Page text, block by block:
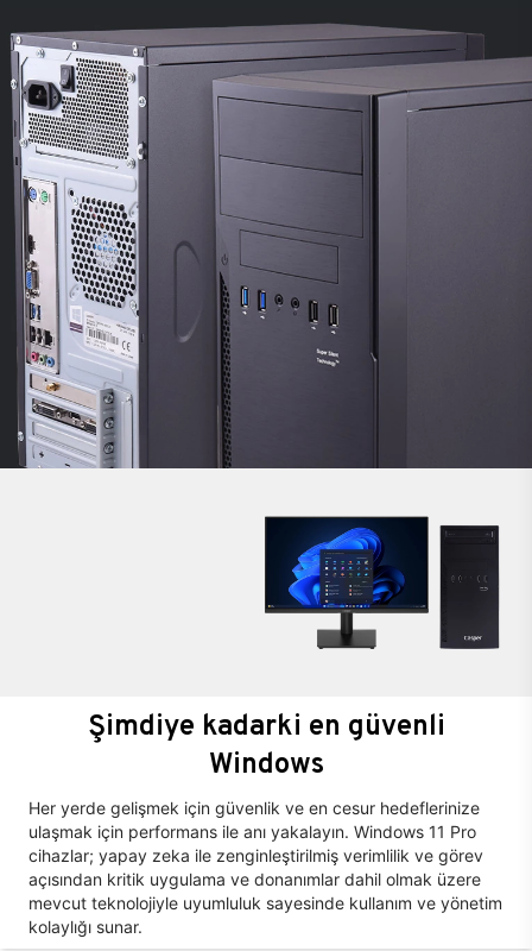
Şimdiye kadarki en güvenli
Windows
Her yerde gelişmek için güvenlik ve en cesur hedeflerinize
ulaşmak için performans ile anı yakalayın. Windows 11 Pro
cihazlar; yapay zeka ile zenginleştirilmiş verimlilik ve görev
açısından kritik uygulama ve donanımlar dahil olmak üzere
mevcut teknolojiyle uyumluluk sayesinde kullanım ve yönetim
kolaylığı sunar.